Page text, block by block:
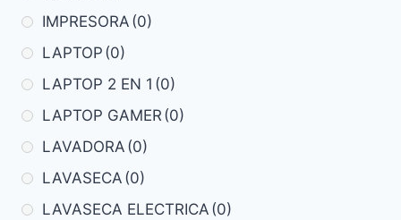
IMPRESORA (0)
LAPTOP (0)
LAPTOP 2 EN 1 (0)
LAPTOP GAMER (0)
LAVADORA (0)
LAVASECA (0)
LAVASECA ELECTRICA (0)